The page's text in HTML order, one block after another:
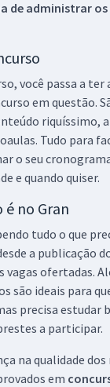
de administrar
você passa a ter
em questão.
riquíssimo,
Tudo para
o seu
e quando quiser.
no Gran
tudo o que
a publicação
ofertadas.
são ideais para
precisa estudar
a participar.
na qualidade dos
em